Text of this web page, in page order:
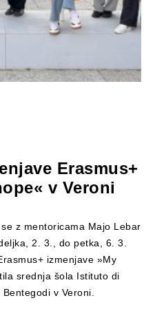
Erasmus+
v Veroni
z mentoricama Majo Lebar
2. 3., do petka, 6. 3.
izmenjave »My
srednja šola Istituto di
v Veroni.